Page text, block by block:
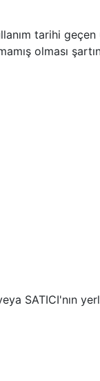
tarihi
olması
SATICI'nın